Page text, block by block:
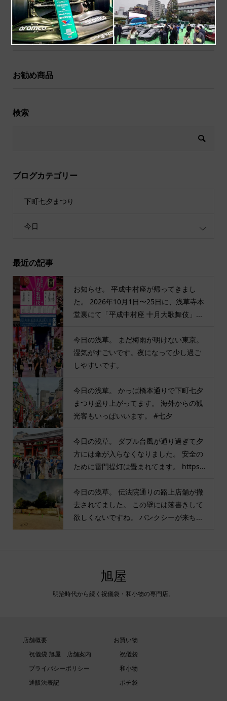
和小物
祝儀袋
お勧め商品
検索
ブログカテゴリー
下町七夕まつり
今日
最近の記事
お知らせ。 平成中村座が帰ってきまし
た。 2026年10月1日〜25日に、浅草寺本
堂裏にて「平成中村座 十月大歌舞伎」...
今日の浅草。 まだ梅雨が明けない東京。
湿気がすごいです。夜になって少し過ご
しやすいです。
今日の浅草。 かっぱ橋本通りで下町七夕
まつり盛り上がってます。 海外からの観
光客もいっぱいいます。 #七夕
今日の浅草。 ダブル台風が通り過ぎて夕
方には傘が入らなくなりました。 安全の
ために雷門提灯は畳まれてます。 https...
今日の浅草。 伝法院通りの路上店舗が撤
去されてました。 この壁には落書きして
欲しくないですね。 バンクシーが来ち...
旭屋
明治時代から続く祝儀袋・和小物の専門店。
店舗概要
祝儀袋 旭屋 店舗案内
プライバシーポリシー
通販法表記
お買い物
祝儀袋
和小物
ポチ袋